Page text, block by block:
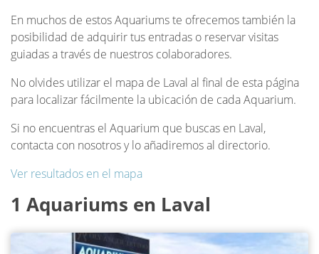
En muchos de estos Aquariums te ofrecemos también la
posibilidad de adquirir tus entradas o reservar visitas
guiadas a través de nuestros colaboradores.
No olvides utilizar el mapa de Laval al final de esta página
para localizar fácilmente la ubicación de cada Aquarium.
Si no encuentras el Aquarium que buscas en Laval,
contacta con nosotros y lo añadiremos al directorio.
Ver resultados en el mapa
1 Aquariums en Laval